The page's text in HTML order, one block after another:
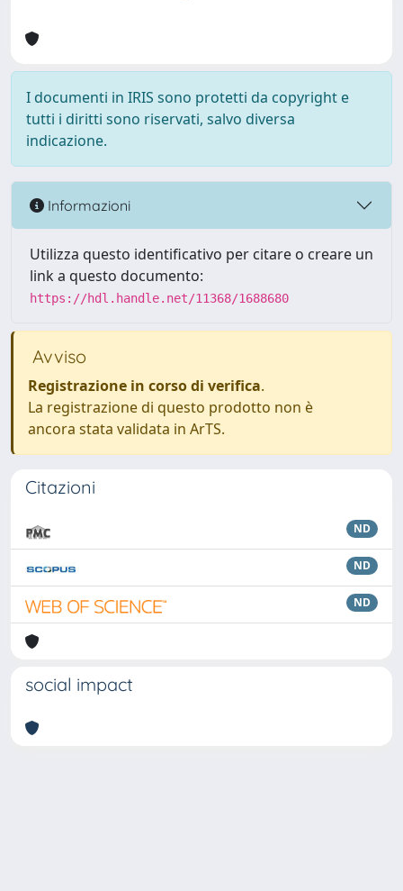
I documenti in IRIS sono protetti da copyright e
tutti i diritti sono riservati, salvo diversa
indicazione.
Informazioni
Utilizza questo identificativo per citare o creare un
link a questo documento:
https://hdl.handle.net/11368/1688680
Avviso
Registrazione in corso di verifica.
La registrazione di questo prodotto non è
ancora stata validata in ArTS.
Citazioni
ND
ND
ND
social impact